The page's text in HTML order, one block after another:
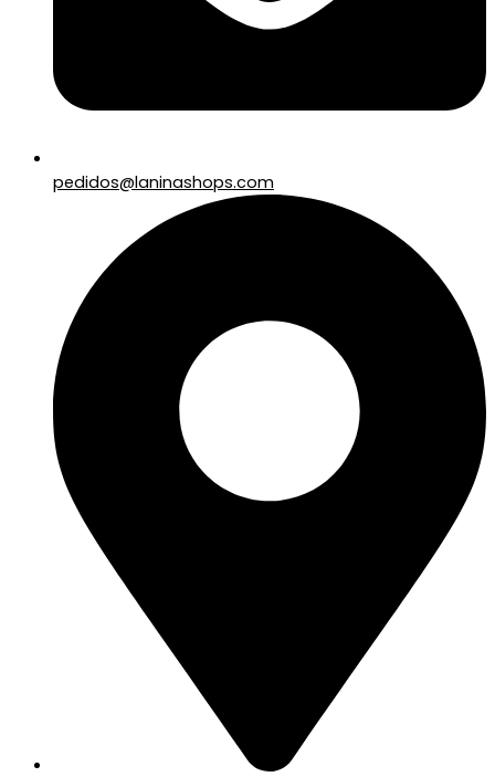
pedidos@laninashops.com